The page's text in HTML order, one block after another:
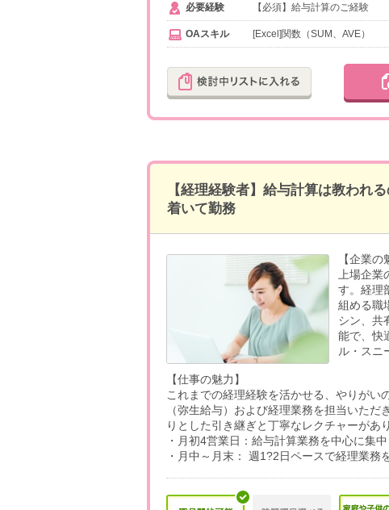
必要経験 【必須】給与計算のご経験
OAスキル [Excel]関数（SUM、AVE）
【経理経験者】給与計算は教われ
着いて勤務
【企業の
上場企
す。経理
組める職
シン、共
能で、快
ル・スニ
【仕事の魅力】
これまでの経理経験を活かせる、やりが
（弥生給与）および経理業務を担当いた
りとした引き継ぎと丁寧なレクチャーがあ
・月初4営業日：給与計算業務を中心に集中
・月中～月末： 週1?2日ペースで経理業務